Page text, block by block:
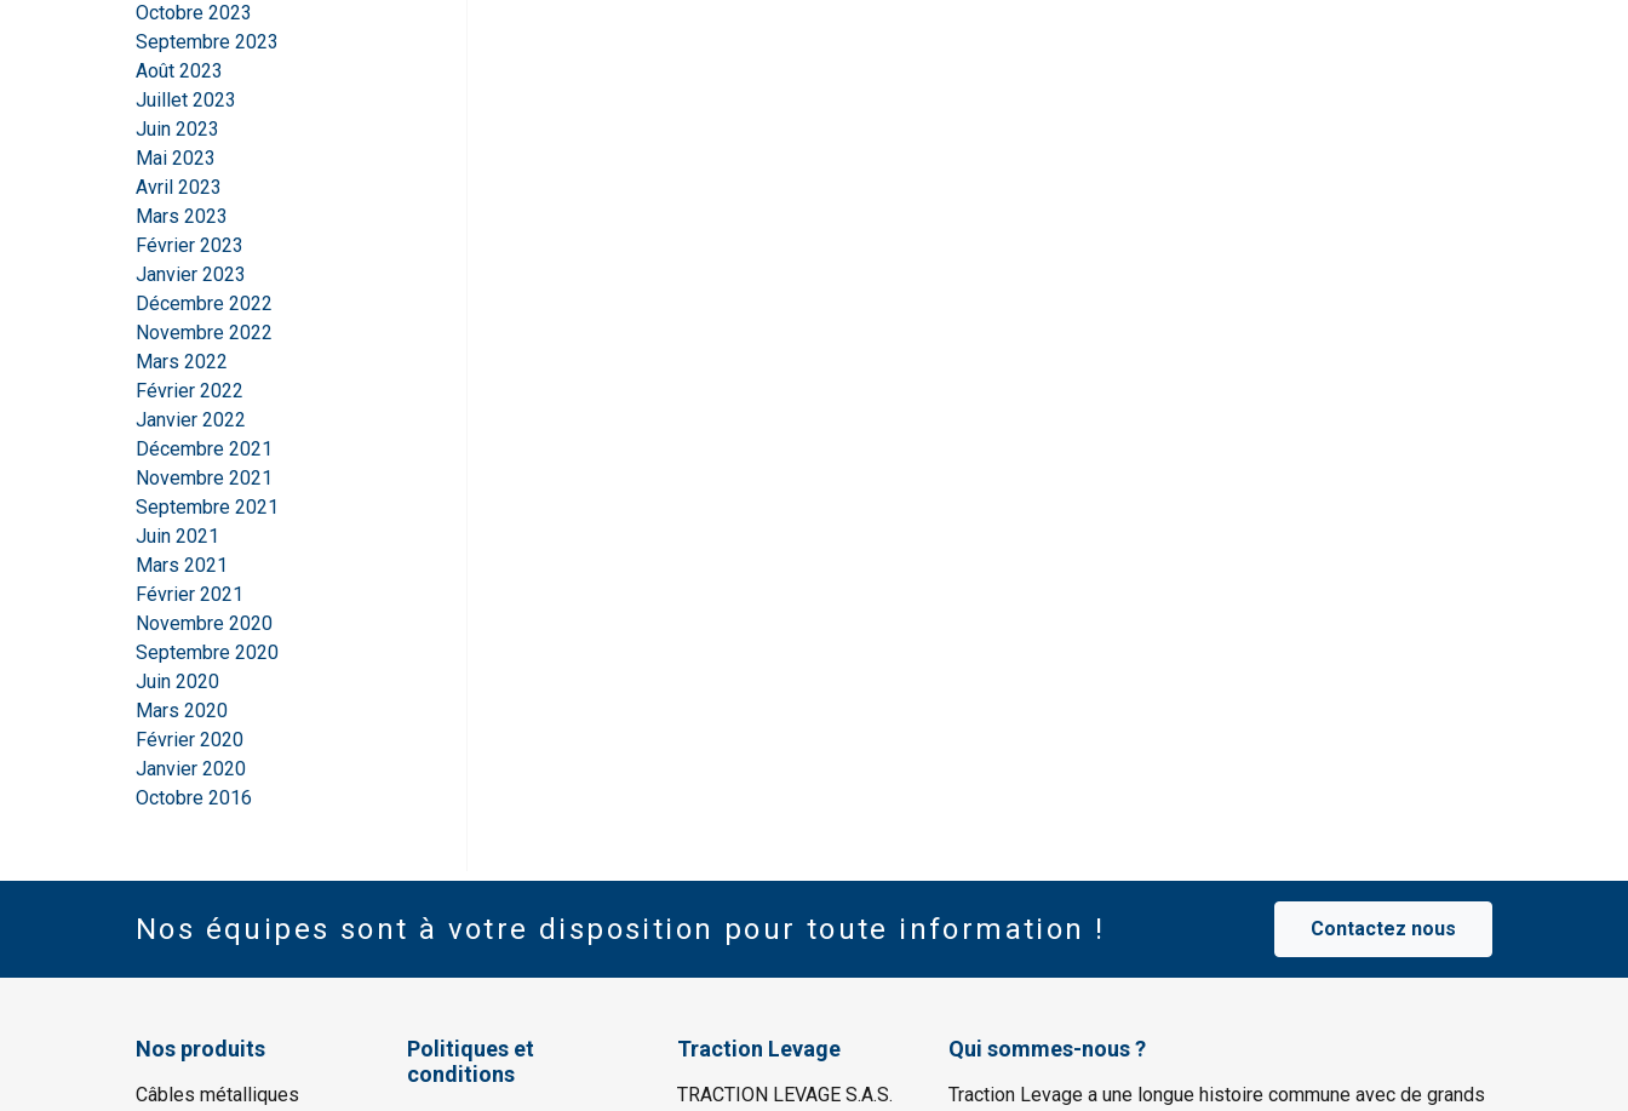
Octobre 2023
Septembre 2023
Août 2023
Juillet 2023
Juin 2023
Mai 2023
Avril 2023
Mars 2023
Février 2023
Janvier 2023
Décembre 2022
Novembre 2022
Mars 2022
Février 2022
Janvier 2022
Décembre 2021
Novembre 2021
Septembre 2021
Juin 2021
Mars 2021
Février 2021
Novembre 2020
Septembre 2020
Juin 2020
Mars 2020
Février 2020
Janvier 2020
Octobre 2016
Nos équipes sont à votre disposition pour toute information ! Contactez nous
Nos produits
Câbles métalliques
Politiques et
conditions
Traction Levage
TRACTION LEVAGE S.A.S.
Qui sommes-nous ?
Traction Levage a une longue histoire commune avec de grands